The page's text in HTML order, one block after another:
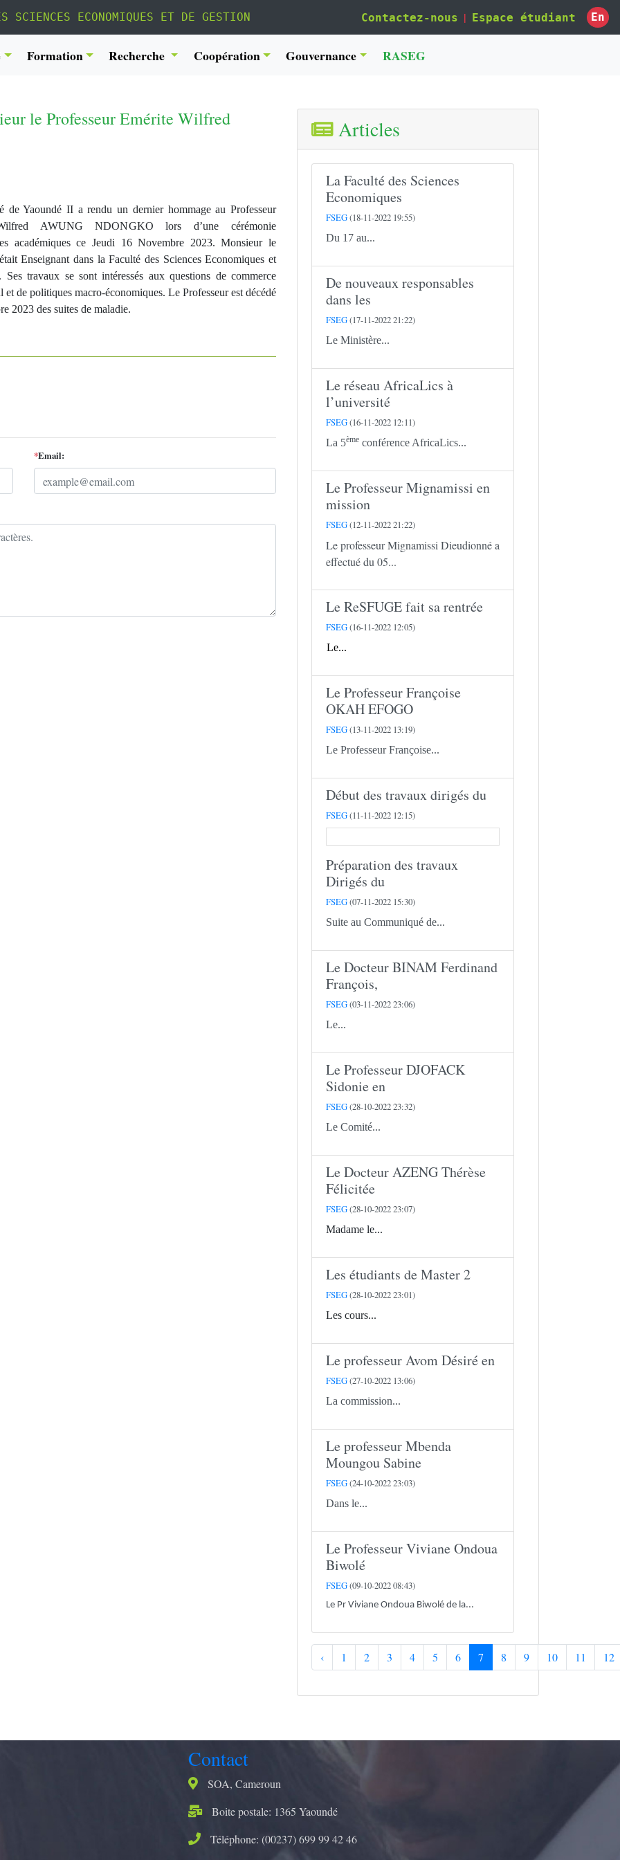
SCIENCES ECONOMIQUES ET DE GESTION Contactez-nous | Espace étudiant En
Formation Recherche Coopération Gouvernance RASEG
le Professeur Emérite Wilfred
de Yaoundé II a rendu un dernier hommage au Professeur
AWUNG NDONGKO lors d’une cérémonie
académiques ce Jeudi 16 Novembre 2023. Monsieur le
Enseignant dans la Faculté des Sciences Economiques et
Ses travaux se sont intéressés aux questions de commerce
et de politiques macro-économiques. Le Professeur est décédé
2023 des suites de maladie.
*Email:
Articles
La Faculté des Sciences
Economiques
FSEG(18-11-2022 19:55)
Du 17 au...
De nouveaux responsables
dans les
FSEG(17-11-2022 21:22)
Le Ministère...
Le réseau AfricaLics à
l’université
FSEG(16-11-2022 12:11)
La 5ème conférence AfricaLics...
Le Professeur Mignamissi en
mission
FSEG(12-11-2022 21:22)
Le professeur Mignamissi Dieudionné a
effectué du 05...
Le ReSFUGE fait sa rentrée
FSEG(16-11-2022 12:05)
Le...
Le Professeur Françoise
OKAH EFOGO
FSEG(13-11-2022 13:19)
Le Professeur Françoise...
Début des travaux dirigés du
FSEG(11-11-2022 12:15)
Préparation des travaux
Dirigés du
FSEG(07-11-2022 15:30)
Suite au Communiqué de...
Le Docteur BINAM Ferdinand
François,
FSEG(03-11-2022 23:06)
Le...
Le Professeur DJOFACK
Sidonie en
FSEG(28-10-2022 23:32)
Le Comité...
Le Docteur AZENG Thérèse
Félicitée
FSEG(28-10-2022 23:07)
Madame le...
Les étudiants de Master 2
FSEG(28-10-2022 23:01)
Les cours...
Le professeur Avom Désiré en
FSEG(27-10-2022 13:06)
La commission...
Le professeur Mbenda
Moungou Sabine
FSEG(24-10-2022 23:03)
Dans le...
Le Professeur Viviane Ondoua
Biwolé
FSEG(09-10-2022 08:43)
Le Pr Viviane Ondoua Biwolé de la...
‹ 1 2 3 4 5 6 7 8 9 10 11 12
Contact
SOA, Cameroun
Boite postale: 1365 Yaoundé
Téléphone: (00237) 699 99 42 46